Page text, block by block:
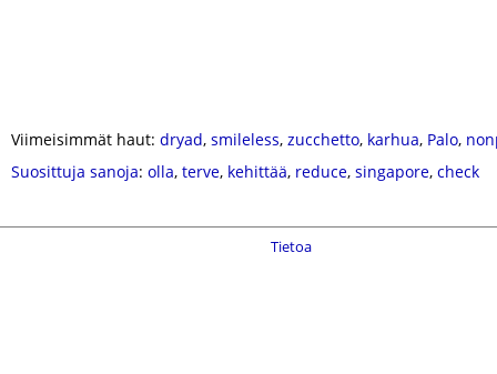
Viimeisimmät haut: dryad, smileless, zucchetto, karhua, Palo,
Suosittuja sanoja: olla, terve, kehittää, reduce, singapore, check
Tietoa